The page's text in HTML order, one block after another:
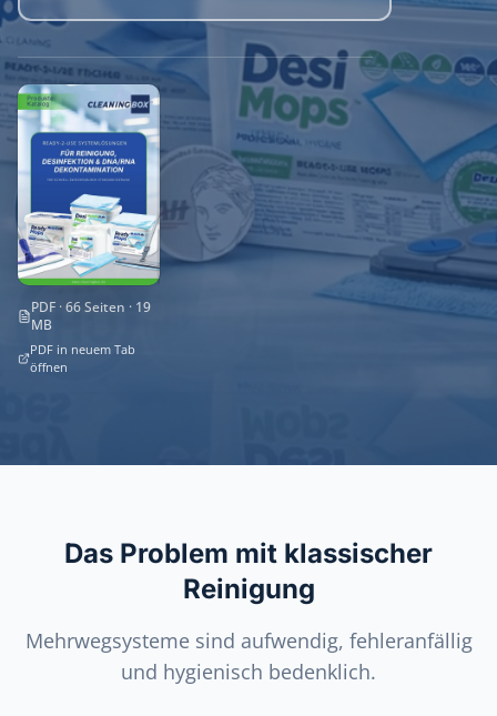
PDF · 66 Seiten · 19
MB
PDF in neuem Tab
öffnen
Das Problem mit klassischer
Reinigung
Mehrwegsysteme sind aufwendig, fehleranfällig
und hygienisch bedenklich.